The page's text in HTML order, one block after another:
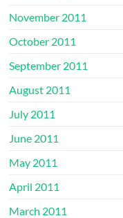
November 2011
October 2011
September 2011
August 2011
July 2011
June 2011
May 2011
April 2011
March 2011